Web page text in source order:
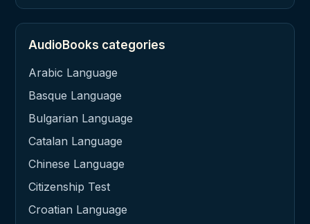
AudioBooks categories
Arabic Language
Basque Language
Bulgarian Language
Catalan Language
Chinese Language
Citizenship Test
Croatian Language